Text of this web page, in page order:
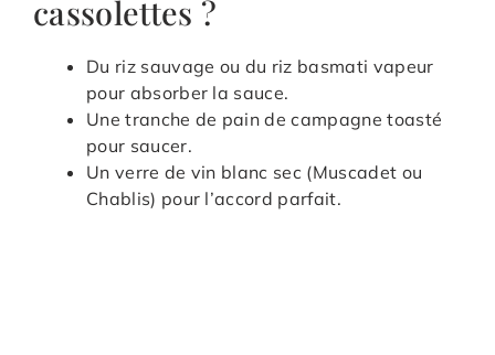
cassolettes ?
Du riz sauvage ou du riz basmati vapeur
pour absorber la sauce.
Une tranche de pain de campagne toasté
pour saucer.
Un verre de vin blanc sec (Muscadet ou
Chablis) pour l’accord parfait.